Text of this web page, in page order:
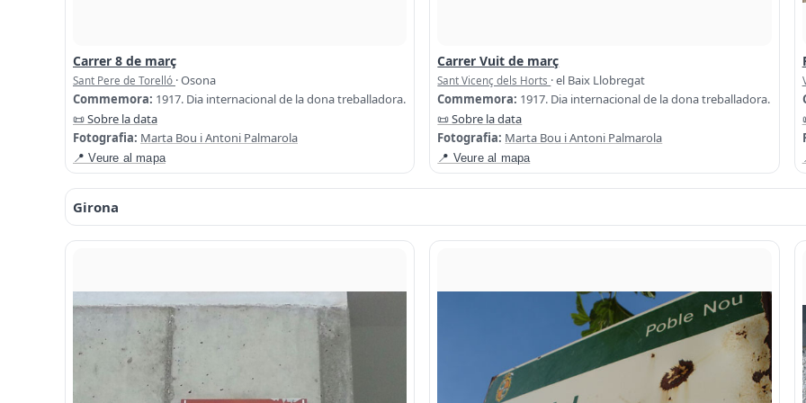
Carrer 8 de març
Sant Pere de Torelló · Osona
Commemora: 1917. Dia internacional de la dona treballadora.
📜 Sobre la data
Fotografia: Marta Bou i Antoni Palmarola
📍 Veure al mapa
Carrer Vuit de març
Sant Vicenç dels Horts · el Baix Llobregat
Commemora: 1917. Dia internacional de la dona treballadora.
📜 Sobre la data
Fotografia: Marta Bou i Antoni Palmarola
📍 Veure al mapa
Girona